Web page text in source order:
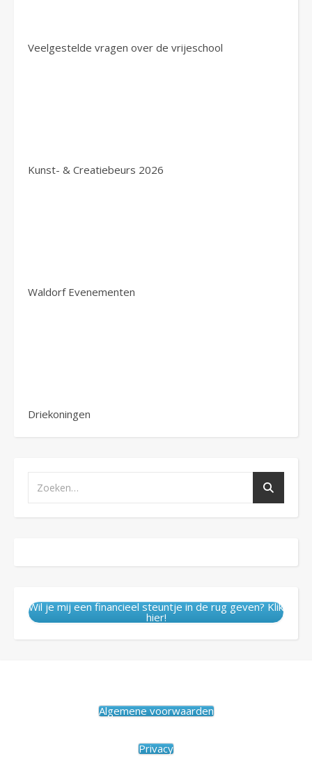
Veelgestelde vragen over de vrijeschool
Kunst- & Creatiebeurs 2026
Waldorf Evenementen
Driekoningen
Wil je mij een financieel steuntje in de rug geven? Klik
hier!
Algemene voorwaarden
Privacy